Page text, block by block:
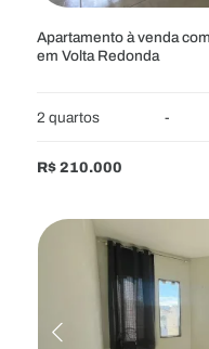
Apartamento à venda
em Volta Redonda
2 quartos -
R$ 210.000